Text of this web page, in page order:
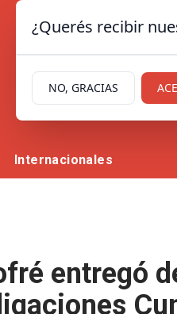
Internacionales
entregó
¿Querés recibir
NO, GRACIAS